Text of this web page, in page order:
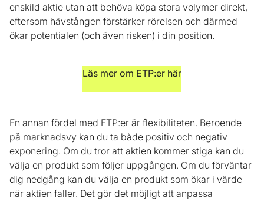
enskild aktie utan att behöva köpa stora volymer direkt,
eftersom hävstången förstärker rörelsen och därmed
ökar potentialen (och även risken) i din position.
Läs mer om ETP:er här
En annan fördel med ETP:er är flexibiliteten. Beroende
på marknadsvy kan du ta både positiv och negativ
exponering. Om du tror att aktien kommer stiga kan du
välja en produkt som följer uppgången. Om du förväntar
dig nedgång kan du välja en produkt som ökar i värde
när aktien faller. Det gör det möjligt att anpassa